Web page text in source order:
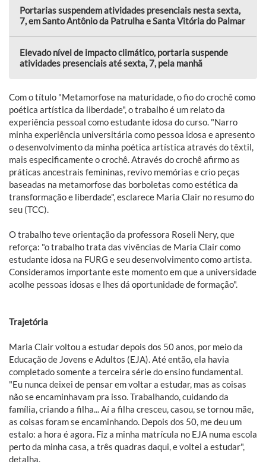
Portarias suspendem atividades presenciais nesta sexta,
7, em Santo Antônio da Patrulha e Santa Vitória do Palmar
Elevado nível de impacto climático, portaria suspende
atividades presenciais até sexta, 7, pela manhã
Com o título "Metamorfose na maturidade, o fio do crochê como
poética artística da liberdade", o trabalho é um relato da
experiência pessoal como estudante idosa do curso. "Narro
minha experiência universitária como pessoa idosa e apresento
o desenvolvimento da minha poética artística através do têxtil,
mais especificamente o crochê. Através do crochê afirmo as
práticas ancestrais femininas, revivo memórias e crio peças
baseadas na metamorfose das borboletas como estética da
transformação e liberdade", esclarece Maria Clair no resumo do
seu (TCC).
O trabalho teve orientação da professora Roseli Nery, que
reforça: "o trabalho trata das vivências de Maria Clair como
estudante idosa na FURG e seu desenvolvimento como artista.
Consideramos importante este momento em que a universidade
acolhe pessoas idosas e lhes dá oportunidade de formação".
Trajetória
Maria Clair voltou a estudar depois dos 50 anos, por meio da
Educação de Jovens e Adultos (EJA). Até então, ela havia
completado somente a terceira série do ensino fundamental.
"Eu nunca deixei de pensar em voltar a estudar, mas as coisas
não se encaminhavam pra isso. Trabalhando, cuidando da
família, criando a filha... Aí a filha cresceu, casou, se tornou mãe,
as coisas foram se encaminhando. Depois dos 50, me deu um
estalo: a hora é agora. Fiz a minha matrícula no EJA numa escola
perto da minha casa, a três quadras daqui, e voltei a estudar",
detalha.